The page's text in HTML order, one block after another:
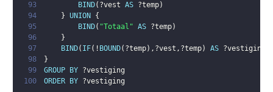
93
BIND( ?vest AS ?temp)
94
} UNION
{
95
BIND( "Totaal" AS ?temp)
96
}
97
BIND( IF( ! BOUND( ?temp) , ?vest , ?temp) AS ?vestiging
98
}
99
GROUP BY ?vestiging
100
ORDER BY ?vestiging